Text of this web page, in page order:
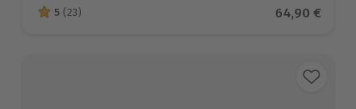
5 von 5 Sternen basierend auf 23 Bewertungen
5 (23) Aktueller
64,90 €